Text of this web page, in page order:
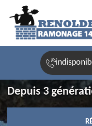
Depuis 3